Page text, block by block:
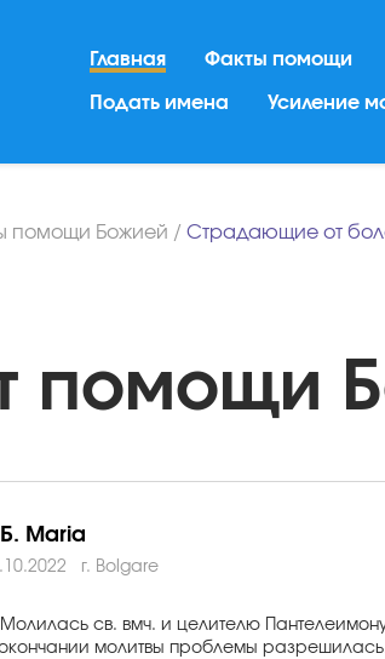
Главная Факты помощи
Подать имена Усиление
помощи Божией / Страдающие от
помощи
Maria
г. Bolgare
св. вмч. и целителю
молитвы проблемы